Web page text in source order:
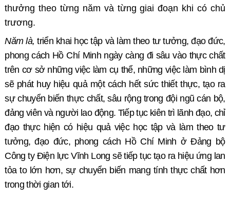
thưởng theo từng năm và từng giai đoạn khi có chủ
trương.
Năm là, triển khai học tập và làm theo tư tưởng, đạo đức,
phong cách Hồ Chí Minh ngày càng đi sâu vào thực chất
trên cơ sở những việc làm cụ thể, những việc làm bình dị
sẽ phát huy hiệu quả một cách hết sức thiết thực, tạo ra
sự chuyển biến thực chất, sâu rộng trong đội ngũ cán bộ,
đảng viên và người lao động. Tiếp tục kiên trì lãnh đạo, chỉ
đạo thực hiện có hiệu quả việc học tập và làm theo tư
tưởng, đạo đức, phong cách Hồ Chí Minh ở Đảng bộ
Công ty Điện lực Vĩnh Long sẽ tiếp tục tạo ra hiệu ứng lan
tỏa to lớn hơn, sự chuyển biến mang tính thực chất hơn
trong thời gian tới.